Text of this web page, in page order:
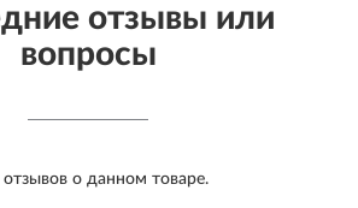
отзывы или
вопросы
отзывов о данном товаре.